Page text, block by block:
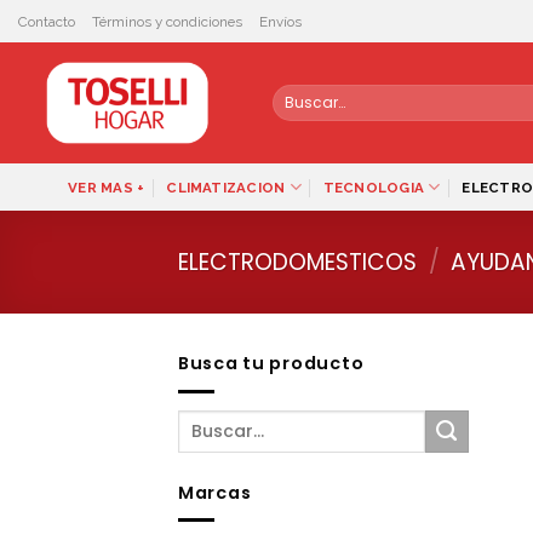
Skip
to
content
Contacto Términos y condiciones Envíos
Buscar
por:
VER MAS + CLIMATIZACION TECNOLOGIA
ELECTRODOMESTICOS /
Busca tu producto
Marcas